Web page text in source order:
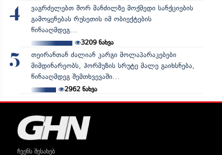
4
ვაგრძელებთ შორ მანძილზე მოქმედი სანქციების
გამოყენებას რუსეთის იმ ობიექტების
წინააღმდეგ...
3209ნახვა
5
თეირანთან ძალიან კარგი მოლაპარაკებები
მიმდინარეობს, ჰორმუზის სრუტე მალე გაიხსნება,
წინააღმდეგ შემთხვევაში...
2962ნახვა
ჩვენს შესახებ